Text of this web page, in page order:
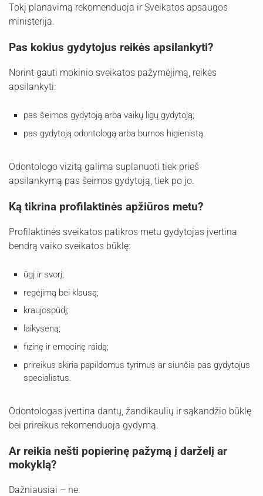
Tokį planavimą rekomenduoja ir Sveikatos apsaugos
ministerija.
Pas kokius gydytojus reikės apsilankyti?
Norint gauti mokinio sveikatos pažymėjimą, reikės
apsilankyti:
pas šeimos gydytoją arba vaikų ligų gydytoją;
pas gydytoją odontologą arba burnos higienistą.
Odontologo vizitą galima suplanuoti tiek prieš
apsilankymą pas šeimos gydytoją, tiek po jo.
Ką tikrina profilaktinės apžiūros metu?
Profilaktinės sveikatos patikros metu gydytojas įvertina
bendrą vaiko sveikatos būklę:
ūgį ir svorį;
regėjimą bei klausą;
kraujospūdį;
laikyseną;
fizinę ir emocinę raidą;
prireikus skiria papildomus tyrimus ar siunčia pas gydytojus
specialistus.
Odontologas įvertina dantų, žandikaulių ir sąkandžio būklę
bei prireikus rekomenduoja gydymą.
Ar reikia nešti popierinę pažymą į darželį ar
mokyklą?
Dažniausiai – ne.